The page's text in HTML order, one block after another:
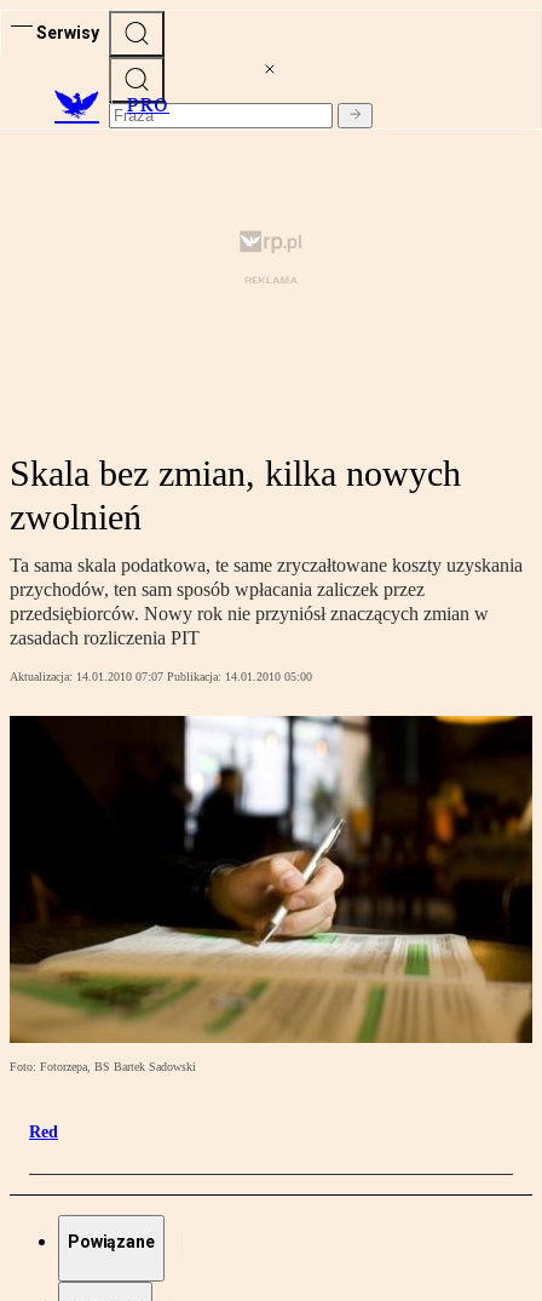
Serwisy
PRO
Skala bez zmian, kilka nowych
zwolnień
Ta sama skala podatkowa, te same zryczałtowane koszty uzyskania
przychodów, ten sam sposób wpłacania zaliczek przez
przedsiębiorców. Nowy rok nie przyniósł znaczących zmian w
zasadach rozliczenia PIT
Aktualizacja: 14.01.2010 07:07 Publikacja: 14.01.2010 05:00
Foto: Fotorzepa, BS Bartek Sadowski
Red
Powiązane